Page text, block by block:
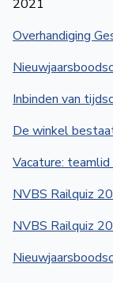
2021
Overhandiging
Inbinden van
De winkel
Vacature:
NVBS Railquiz
NVBS Railquiz